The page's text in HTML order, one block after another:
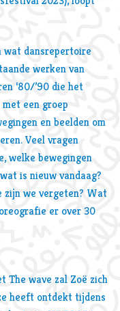
wat dansrepertoire
werken van
‘80/’90 die het
met een groep
en beelden om
Veel vragen
welke bewegingen
is nieuw vandaag?
zijn we vergeten? Wat
er over 30
The wave zal Zoë zich
heeft ontdekt tijdens